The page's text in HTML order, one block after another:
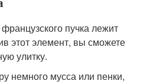
пучка лежит
этот элемент, вы сможете
улитку.
немного мусса или пенки,